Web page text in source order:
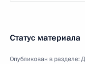
Статус материала
Опубликован в разделе: